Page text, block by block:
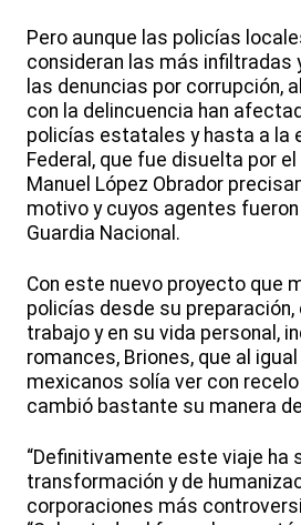
Pero aunque las policías
consideran las más infiltradas
las denuncias por corrupción,
con la delincuencia han
policías estatales y hasta a la
Federal, que fue disuelta por
Manuel López Obrador
motivo y cuyos agentes
Guardia Nacional.
Con este nuevo proyecto que
policías desde su preparación,
trabajo y en su vida personal,
romances, Briones, que al
mexicanos solía ver con
cambió bastante su manera
“Definitivamente este viaje ha
transformación y de
corporaciones más